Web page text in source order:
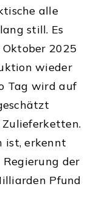
alle
still. Es
2025
wieder
Tag wird auf
ist, erkennt
der
Pfund